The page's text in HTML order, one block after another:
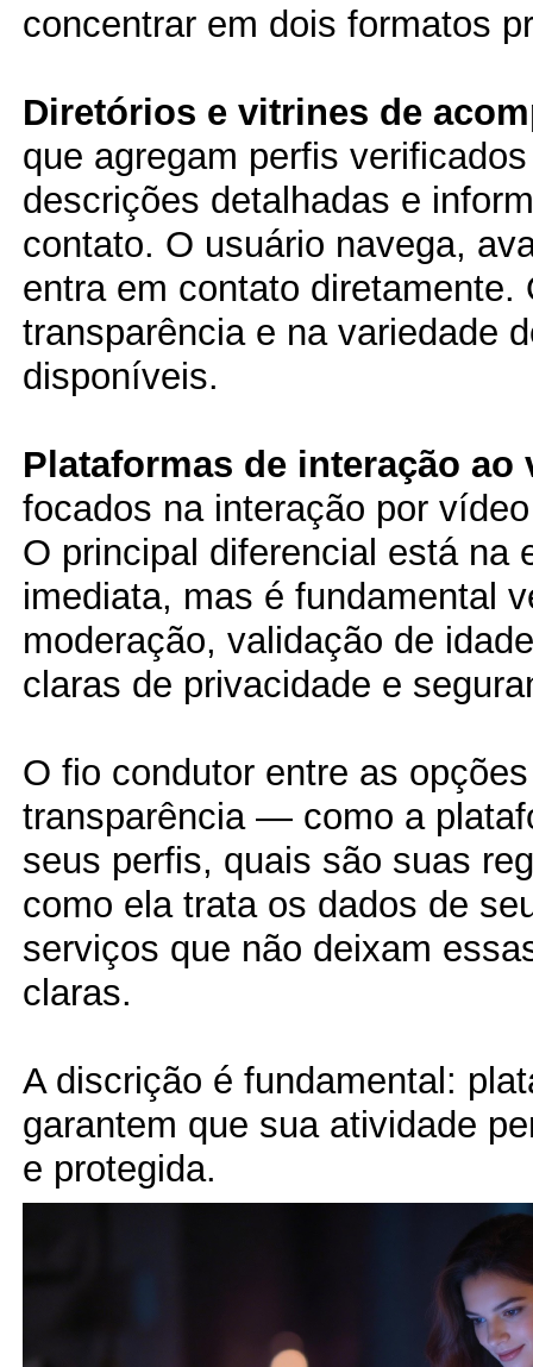
concentrar em dois formatos
Diretórios e vitrines de
que agregam perfis
descrições detalhadas e
contato. O usuário navega,
entra em contato diretamente.
transparência e na variedade
disponíveis.
Plataformas de interação ao
focados na interação por
O principal diferencial está na
imediata, mas é fundamental
moderação, validação de
claras de privacidade e
O fio condutor entre as
transparência — como a
seus perfis, quais são suas
como ela trata os dados de
serviços que não deixam
claras.
A discrição é fundamental:
garantem que sua atividade
e protegida.